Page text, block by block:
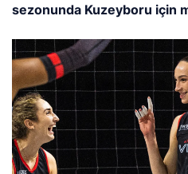
sezonunda Kuzeyboru için